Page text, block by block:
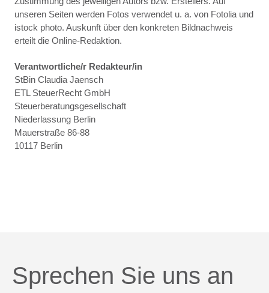
unseren Seiten werden Fotos verwendet u. a. von Fotolia und
istock photo. Auskunft über den konkreten Bildnachweis
erteilt die Online-Redaktion.
Verantwortliche/r Redakteur/in
StBin Claudia Jaensch
ETL SteuerRecht GmbH
Steuerberatungsgesellschaft
Niederlassung Berlin
Mauerstraße 86-88
10117 Berlin
Sprechen Sie uns an